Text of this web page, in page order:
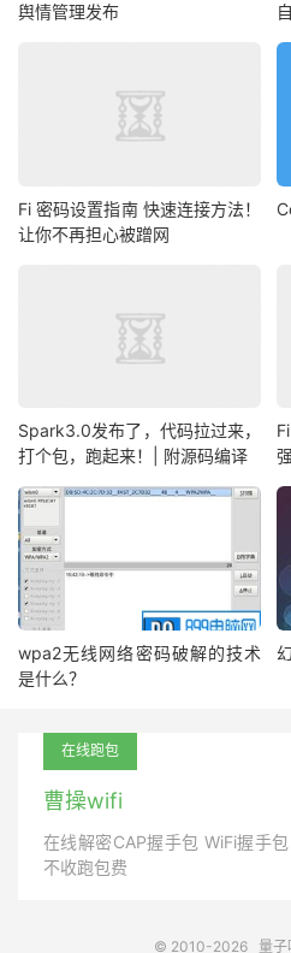
舆情管理发布
Fi 密码设置指南 快速连接方法！
让你不再担心被蹭网
Spark3.0发布了，代码拉过来，
打个包，跑起来！| 附源码编译
wpa2无线网络密码破解的技术
是什么？
在线跑包
曹操wifi
在线解密CAP握手包 WiFi握手
不收跑包费
© 2010-2026 量子